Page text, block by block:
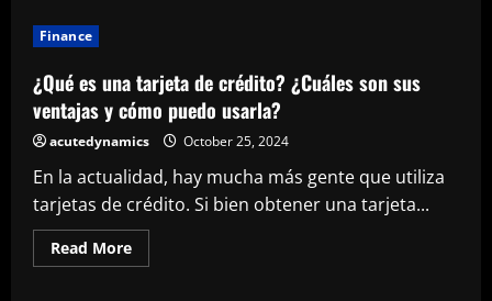
Finance
¿Qué es una tarjeta de crédito? ¿Cuáles son sus
ventajas y cómo puedo usarla?
acutedynamics October 25, 2024
En la actualidad, hay mucha más gente que utiliza
tarjetas de crédito. Si bien obtener una tarjeta...
Read MoreRead
more